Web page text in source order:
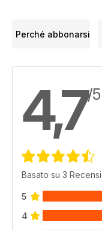
NEW
Perché abbonarsi
4,7/5
Basato su 3
5
4